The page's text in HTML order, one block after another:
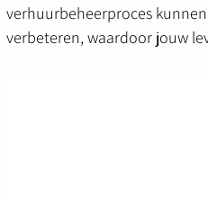
verhuurbeheerproces
verbeteren, waardoor jouw